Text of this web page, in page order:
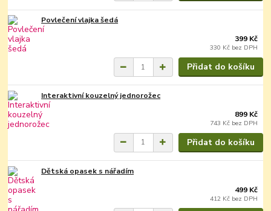
Povlečení vlajka šedá
399 Kč
330 Kč bez DPH
Přidat do košíku
Interaktivní kouzelný jednorožec
899 Kč
743 Kč bez DPH
Přidat do košíku
Dětská opasek s nářadím
499 Kč
412 Kč bez DPH